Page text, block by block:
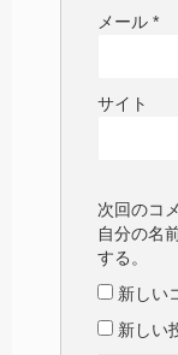
メール *
サイト
次回のコ
自分の名
する。
新しい
新しい